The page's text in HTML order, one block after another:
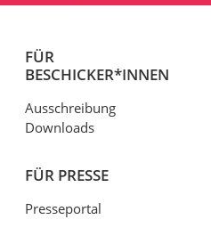
FÜR
BESCHICKER*INNEN
Ausschreibung
Downloads
FÜR PRESSE
Presseportal